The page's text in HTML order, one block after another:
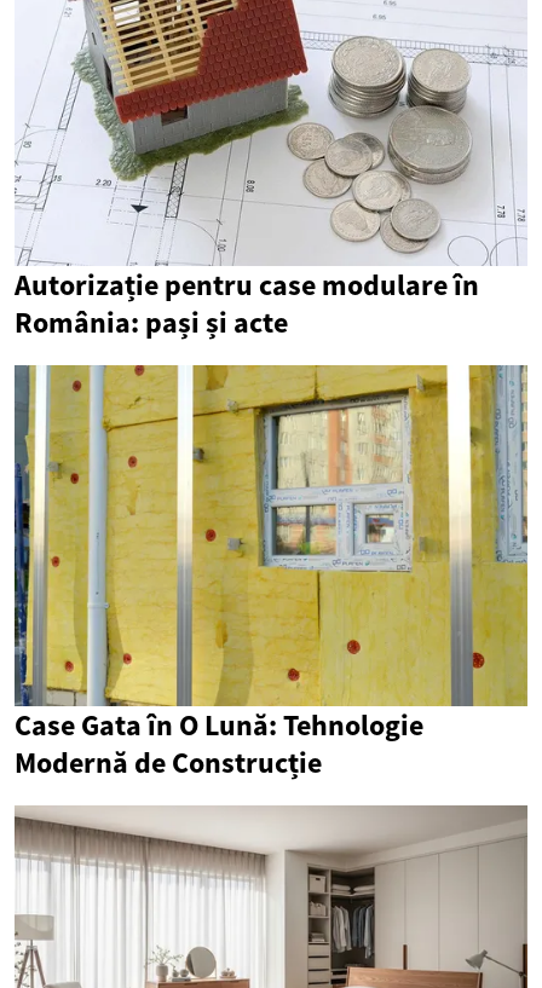
Autorizație pentru case modulare în
România: pași și acte
Case Gata în O Lună: Tehnologie
Modernă de Construcție